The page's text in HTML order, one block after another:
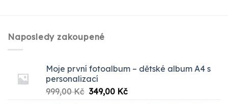
Naposledy zakoupené
Moje první fotoalbum – dětské album A4 s
personalizací
999,00Kč Původní
349,00 KčAktuální